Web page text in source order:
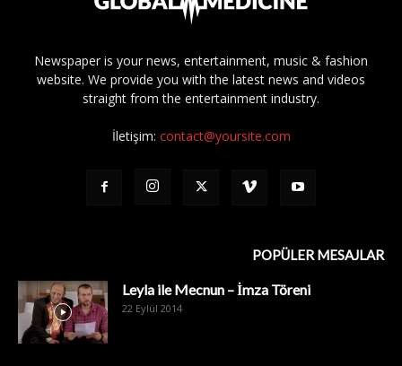
Newspaper is your news, entertainment, music & fashion
website. We provide you with the latest news and videos
straight from the entertainment industry.
İletişim: contact@yoursite.com
POPÜLER MESAJLAR
Leyla ile Mecnun – İmza Töreni
22 Eylül 2014